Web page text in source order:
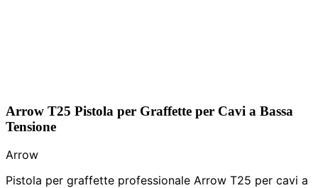
Arrow T25 Pistola per Graffette per Cavi a Bassa
Tensione
Arrow
Pistola per graffette professionale Arrow T25 per cavi a